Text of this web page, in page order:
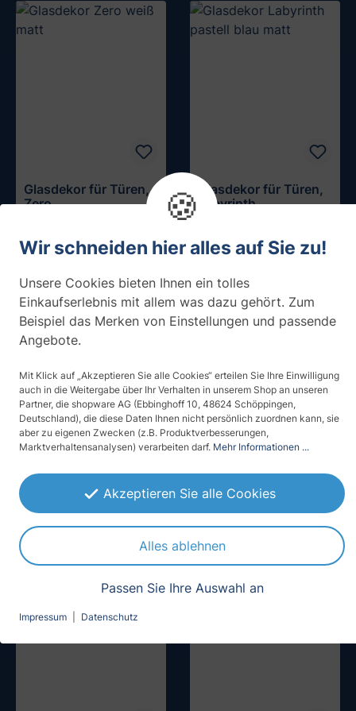
Glasdekor für Türen,
Zero
Glasdekor für Türen,
Labyrinth
Glasdekor für Türen,
ab 42,00 € / m²
Mesh
ab 49,90 € / m²
🍪
Wir schneiden hier alles auf Sie zu!
Unsere Cookies bieten Ihnen ein tolles
Einkaufserlebnis mit allem was dazu gehört. Zum
Beispiel das Merken von Einstellungen und passende
Angebote.
Mit Klick auf „Akzeptieren Sie alle Cookies“ erteilen Sie Ihre Einwilligung
auch in die Weitergabe über Ihr Verhalten in unserem Shop an unseren
Partner, die shopware AG (Ebbinghoff 10, 48624 Schöppingen,
Deutschland), die diese Daten Ihnen nicht persönlich zuordnen kann, sie
aber zu eigenen Zwecken (z.B. Produktverbesserungen,
Marktverhaltensanalysen) verarbeiten darf. Mehr Informationen ...
Akzeptieren Sie alle Cookies
Alles ablehnen
Passen Sie Ihre Auswahl an
Impressum Datenschutz